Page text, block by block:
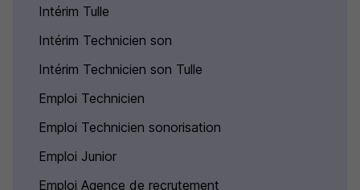
Intérim Tulle
Intérim Technicien son
Intérim Technicien son Tulle
Emploi Technicien
Emploi Technicien sonorisation
Emploi Junior
Emploi Agence de recrutement